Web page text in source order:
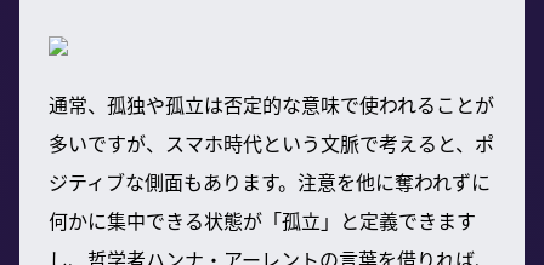
通常、孤独や孤立は否定的な意味で使われることが
多いですが、スマホ時代という文脈で考えると、ポ
ジティブな側面もあります。注意を他に奪われずに
何かに集中できる状態が「孤立」と定義できます
し、哲学者ハンナ・アーレントの言葉を借りれば、